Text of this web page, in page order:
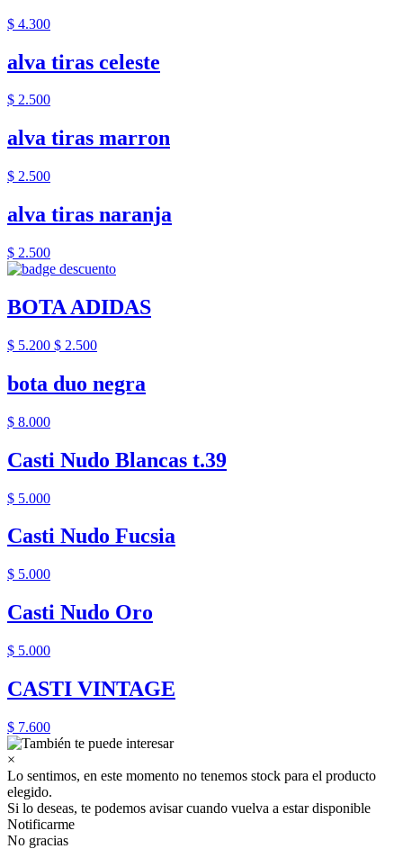
$ 4.300
alva tiras celeste
$ 2.500
alva tiras marron
$ 2.500
alva tiras naranja
$ 2.500
BOTA ADIDAS
$ 5.200 $ 2.500
bota duo negra
$ 8.000
Casti Nudo Blancas t.39
$ 5.000
Casti Nudo Fucsia
$ 5.000
Casti Nudo Oro
$ 5.000
CASTI VINTAGE
$ 7.600
×
Lo sentimos, en este momento no tenemos stock para el producto
elegido.
Si lo deseas, te podemos avisar cuando vuelva a estar disponible
Notificarme
No gracias